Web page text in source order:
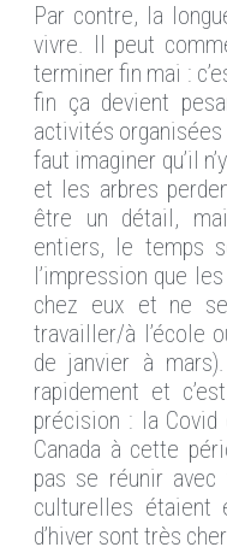
Par contre, la
vivre. Il peut
terminer fin mai :
fin ça devient
activités
faut imaginer qu’il
et les arbres
être un détail,
entiers, le temps
l’impression que
chez eux et ne
travailler/à l’école
de janvier à
rapidement et
précision : la
Canada à cette
pas se réunir
culturelles étaient
d’hiver sont très